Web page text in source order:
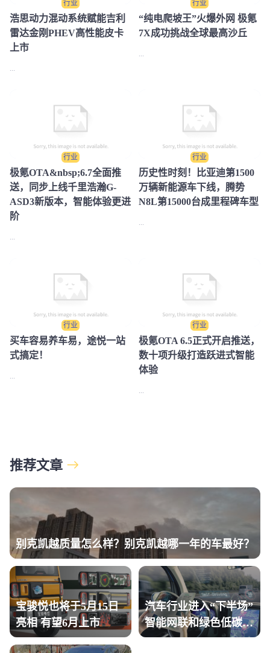
行业
浩思动力混动系统赋能吉利
雷达金刚PHEV高性能皮卡
上市
...
行业
“纯电爬坡王”火爆外网 极氪
7X成功挑战全球最高沙丘
...
行业
极氪OTA&nbsp;6.7全面推
送，同步上线千里浩瀚G-
ASD3新版本，智能体验更进
阶
行业
历史性时刻！比亚迪第1500
万辆新能源车下线，腾势
N8L第15000台成里程碑车型
行业
买车容易养车易，途悦一站
式搞定！
...
行业
极氪OTA 6.5正式开启推送，
数十项升级打造跃进式智能
体验
...
推荐文章
别克凯越质量怎么样？别克凯越哪一年的车最好？
宝骏悦也将于5月15日
亮相 有望6月上市
汽车行业进入“下半场”
智能网联和绿色低碳是
关键